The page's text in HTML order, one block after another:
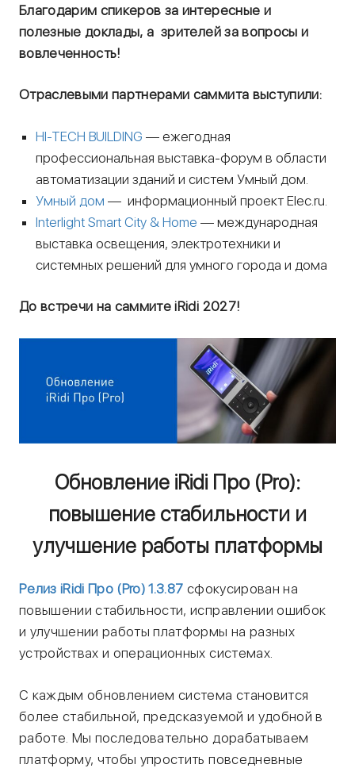
Благодарим спикеров за интересные и
полезные доклады, а зрителей за вопросы и
вовлеченность!
Отраслевыми партнерами саммита выступили:
HI-TECH BUILDING — ежегодная
профессиональная выставка-форум в области
автоматизации зданий и систем Умный дом.
Умный дом — информационный проект Elec.ru.
Interlight Smart City & Home — международная
выставка освещения, электротехники и
системных решений для умного города и дома
До встречи на саммите iRidi 2027!
Обновление iRidi Про (Pro):
повышение стабильности и
улучшение работы платформы
Релиз iRidi Про (Pro) 1.3.87 сфокусирован на
повышении стабильности, исправлении ошибок
и улучшении работы платформы на разных
устройствах и операционных системах.
С каждым обновлением система становится
более стабильной, предсказуемой и удобной в
работе. Мы последовательно дорабатываем
платформу, чтобы упростить повседневные